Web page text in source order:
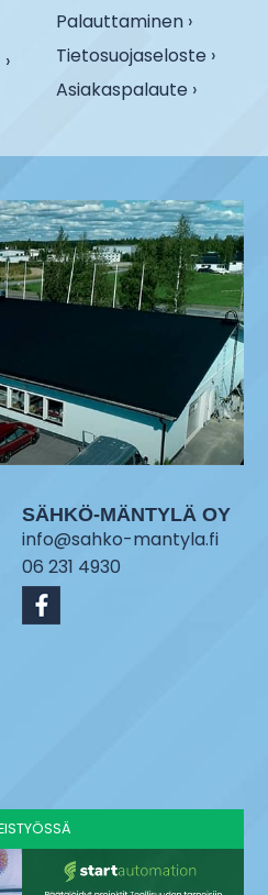
Palauttaminen ›
Tietosuojaseloste ›
Asiakaspalaute ›
SÄHKÖ-MÄNTYLÄ OY
info@sahko-mantyla.fi
06 231 4930